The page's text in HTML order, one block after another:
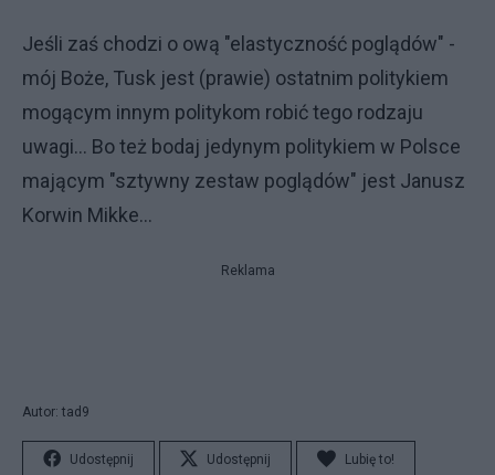
Jeśli zaś chodzi o ową "elastyczność poglądów" -
mój Boże, Tusk jest (prawie) ostatnim politykiem
mogącym innym politykom robić tego rodzaju
uwagi... Bo też bodaj jedynym politykiem w Polsce
mającym "sztywny zestaw poglądów" jest Janusz
Korwin Mikke...
Reklama
Autor: tad9
Udostępnij Udostępnij Lubię to!